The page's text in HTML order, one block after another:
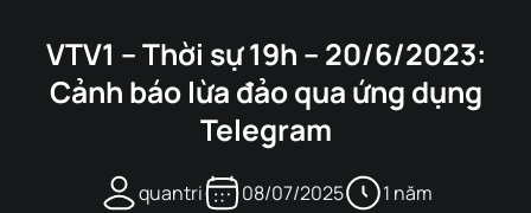
VTV1 – Thời sự 19h – 20/6/2023:
Cảnh báo lừa đảo qua ứng dụng
Telegram
quantri 08/07/2025 1 năm